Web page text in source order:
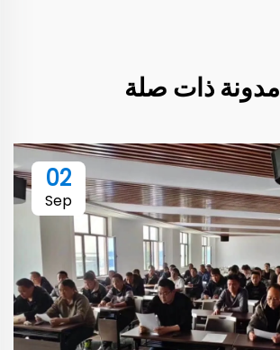
مدونة ذات صلة
02
Sep